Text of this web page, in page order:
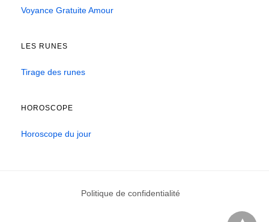
Voyance Gratuite Amour
LES RUNES
Tirage des runes
HOROSCOPE
Horoscope du jour
Politique de confidentialité